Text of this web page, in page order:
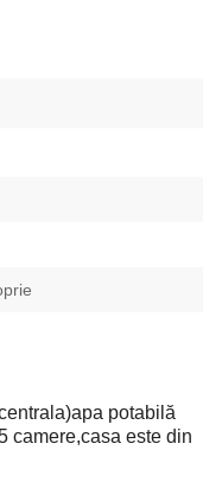
potabilă
camere,casa este din